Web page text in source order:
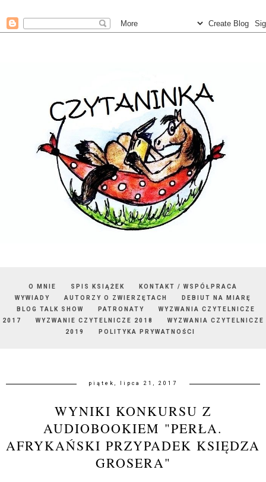
O MNIE SPIS KSIĄŻEK
KONTAKT / WSPÓŁPRACA
WYWIADY
AUTORZY O ZWIERZĘTACH
DEBIUT NA MIARĘ
BLOG TALK SHOW
PATRONATY
WYZWANIA CZYTELNICZE
2017
WYZWANIE CZYTELNICZE 2018
WYZWANIA CZYTELNICZE
2019
POLITYKA PRYWATNOŚCI
piątek, lipca 21, 2017
WYNIKI KONKURSU Z
AUDIOBOOKIEM "PERŁA.
AFRYKAŃSKI PRZYPADEK KSIĘDZA
GROSERA"